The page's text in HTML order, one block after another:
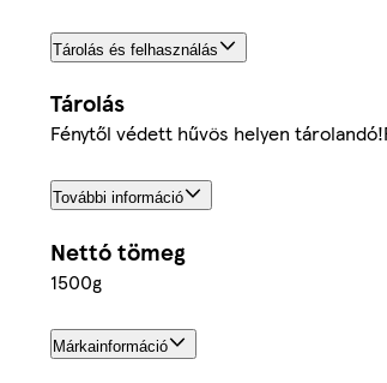
Tárolás és felhasználás
Tárolás
Fénytől védett hűvös helyen
További információ
Nettó tömeg
1500g
Márkainformáció